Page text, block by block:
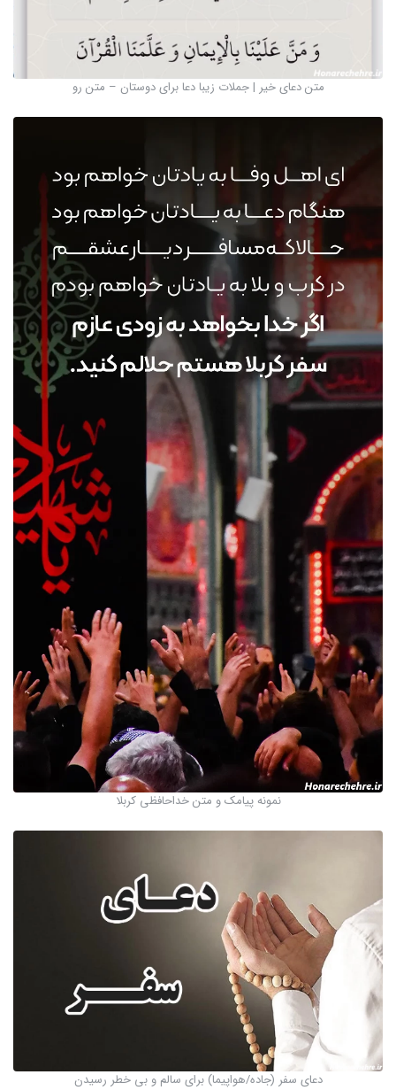
متن دعای خیر | جملات زیبا دعا برای دوستان – متن رو
نمونه پیامک و متن خداحافظی کربلا
دعای سفر (جاده/هواپیما) برای سالم و بی خطر رسیدن